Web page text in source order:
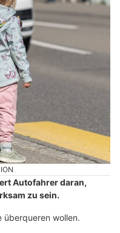
Autofahrer daran,
zu sein.
überqueren wollen.